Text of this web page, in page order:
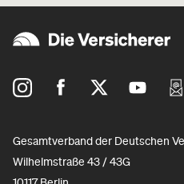
Gesamtverband der Deutschen
Wilhelmstraße 43 / 43G